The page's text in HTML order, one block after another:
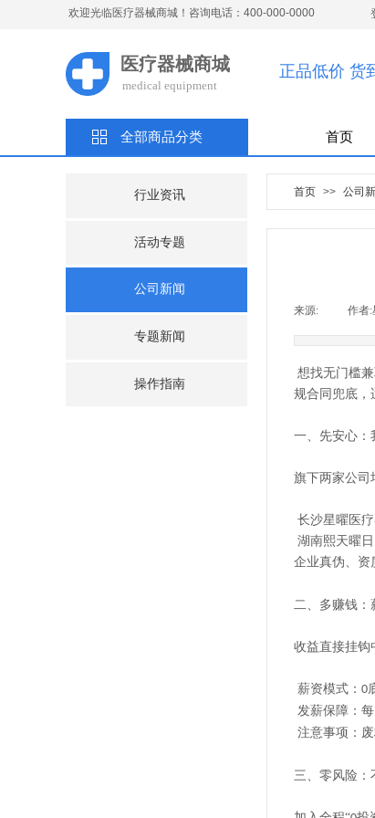
欢迎光临医疗器械商城！咨询电话：400-000-0000
医疗器械商城
medical equipment
正品低价 货
全部商品分类 首页
首页 >> 公司
行业资讯
活动专题
公司新闻
专题新闻
操作指南
来源: 作者:
想找无门槛
规合同兜底，
一、先安心：
旗下两家公司
长沙星曜医
湖南熙天曜
企业真伪、资
二、多赚钱：
收益直接挂钩
薪资模式： 0
发薪保障：每
注意事项：
三、零风险：